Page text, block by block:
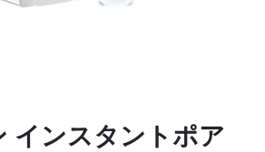
インスタントポア